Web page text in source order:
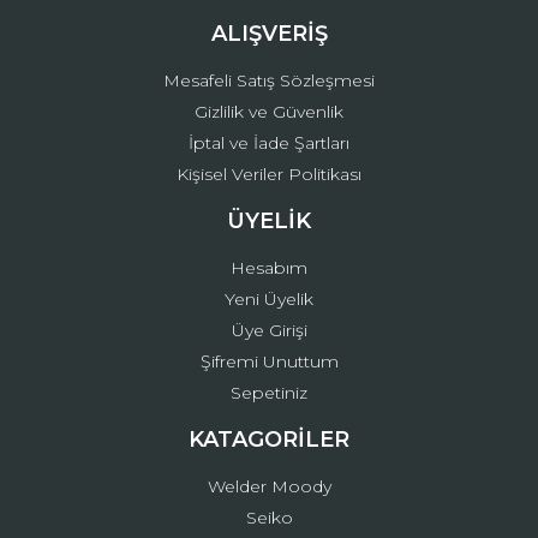
ALIŞVERİŞ
Mesafeli Satış Sözleşmesi
Gizlilik ve Güvenlik
İptal ve İade Şartları
Kişisel Veriler Politikası
ÜYELİK
Hesabım
Yeni Üyelik
Üye Girişi
Şifremi Unuttum
Sepetiniz
KATAGORİLER
Welder Moody
Seiko